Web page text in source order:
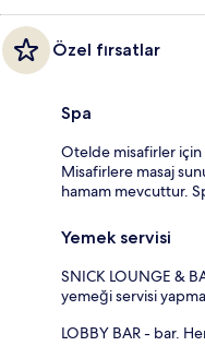
Özel fırsatlar
Spa
Otelde misafirler için
Misafirlere masaj
hamam mevcuttur.
Yemek servisi
SNICK LOUNGE &
yemeği servisi
LOBBY BAR - bar.